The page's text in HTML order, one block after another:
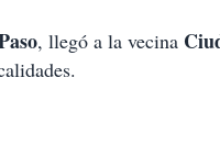
, llegó a la vecina